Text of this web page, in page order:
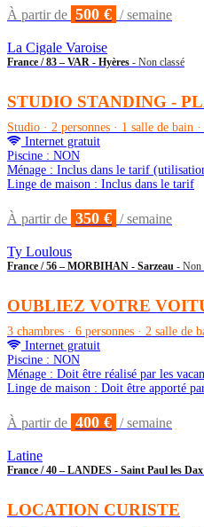
À partir de 500 € / semaine
La Cigale Varoise
France / 83 – VAR - Hyères - Non classé
STUDIO STANDING -
Studio · 2 personnes · 1 salle de bain ·
Internet gratuit
Piscine : NON
Ménage : Inclus dans le tarif
Linge de maison : Inclus dans le tarif
À partir de 350 € / semaine
Ty Loulous
France / 56 – MORBIHAN - Sarzeau - Non
OUBLIEZ VOTRE
3 chambres · 6 personnes · 2 salle de
Internet gratuit
Piscine : NON
Ménage : Doit être réalisé par les
Linge de maison : Doit être apporté
À partir de 400 € / semaine
Latine
France / 40 – LANDES - Saint Paul les Dax
LOCATION CURISTE